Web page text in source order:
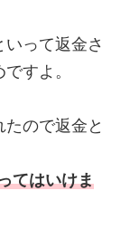
って返金さ
すよ。
ので返金と
てはいけま